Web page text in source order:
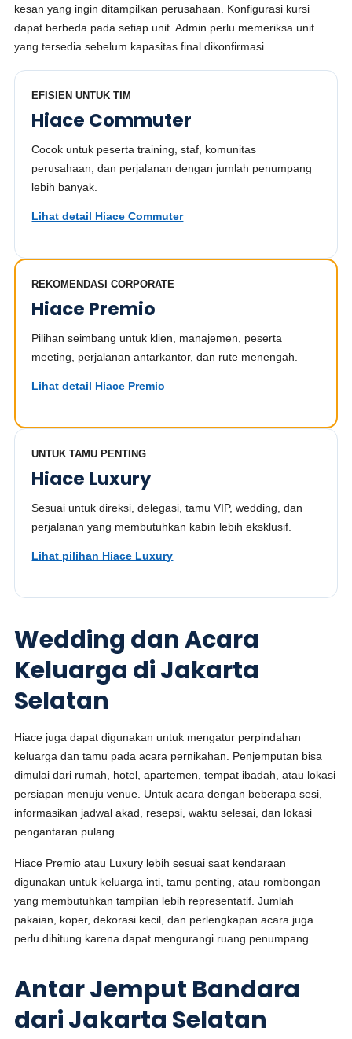
kesan yang ingin ditampilkan perusahaan. Konfigurasi kursi
dapat berbeda pada setiap unit. Admin perlu memeriksa unit
yang tersedia sebelum kapasitas final dikonfirmasi.
EFISIEN UNTUK TIM
Hiace Commuter
Cocok untuk peserta training, staf, komunitas
perusahaan, dan perjalanan dengan jumlah penumpang
lebih banyak.
Lihat detail Hiace Commuter
REKOMENDASI CORPORATE
Hiace Premio
Pilihan seimbang untuk klien, manajemen, peserta
meeting, perjalanan antarkantor, dan rute menengah.
Lihat detail Hiace Premio
UNTUK TAMU PENTING
Hiace Luxury
Sesuai untuk direksi, delegasi, tamu VIP, wedding, dan
perjalanan yang membutuhkan kabin lebih eksklusif.
Lihat pilihan Hiace Luxury
Wedding dan Acara
Keluarga di Jakarta
Selatan
Hiace juga dapat digunakan untuk mengatur perpindahan
keluarga dan tamu pada acara pernikahan. Penjemputan bisa
dimulai dari rumah, hotel, apartemen, tempat ibadah, atau lokasi
persiapan menuju venue. Untuk acara dengan beberapa sesi,
informasikan jadwal akad, resepsi, waktu selesai, dan lokasi
pengantaran pulang.
Hiace Premio atau Luxury lebih sesuai saat kendaraan
digunakan untuk keluarga inti, tamu penting, atau rombongan
yang membutuhkan tampilan lebih representatif. Jumlah
pakaian, koper, dekorasi kecil, dan perlengkapan acara juga
perlu dihitung karena dapat mengurangi ruang penumpang.
Antar Jemput Bandara
dari Jakarta Selatan